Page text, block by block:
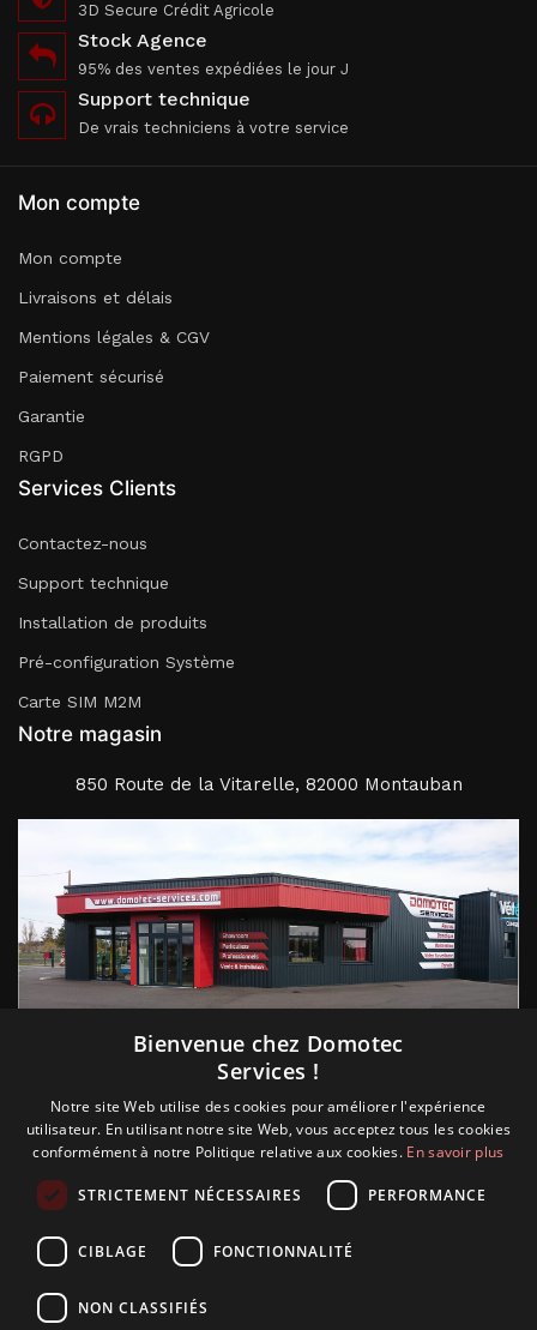
3D Secure Crédit Agricole
Stock Agence
95% des ventes expédiées le jour J
Support technique
De vrais techniciens à votre service
Mon compte
Mon compte
Livraisons et délais
Mentions légales & CGV
Paiement sécurisé
Garantie
RGPD
Services Clients
Contactez-nous
Support technique
Installation de produits
Pré-configuration Système
Carte SIM M2M
Notre magasin
850 Route de la Vitarelle, 82000 Montauban
Suivez nous
Bienvenue chez Domotec
Services !
Notre site Web utilise des cookies pour améliorer l'expérience
utilisateur. En utilisant notre site Web, vous acceptez tous les cookies
conformément à notre Politique relative aux cookies. En savoir plus
STRICTEMENT NÉCESSAIRES PERFORMANCE
CIBLAGE FONCTIONNALITÉ
NON CLASSIFIÉS